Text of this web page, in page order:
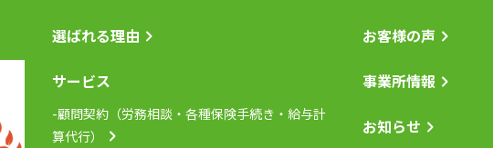
選ばれる理由
サービス
-顧問契約（労務相談・各種保険手続き・給与計
算代行）
お客様の声
事業所情報
お知らせ